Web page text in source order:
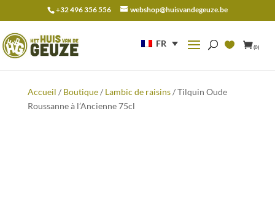
+32 496 356 556 webshop@huisvandegeuze.be
FR (0)
pour :
Accueil / Boutique/ Lambic de raisins/ Tilquin Oude
Roussanne à l’Ancienne 75cl